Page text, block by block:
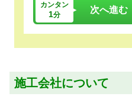
カンタン
1分 次へ進む
施工会社について